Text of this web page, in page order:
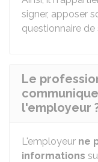
signer, apposer
questionnaire de
Le
l'employeur
L'employeur ne
informations